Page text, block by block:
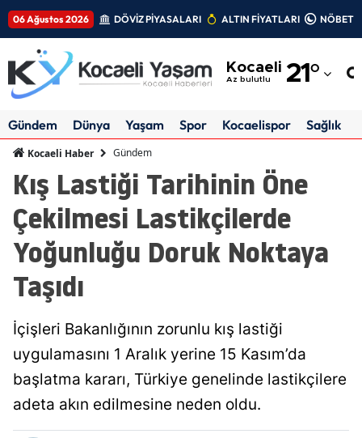
06 Ağustos 2026 DÖVİZ PİYASALARI ALTIN FİYATLARI
Kocaeli
Az bulutlu 21°
Adıyaman
Amasya
Ankara
Antalya
Balıkesir
Bilecik
Bingöl
Gündem Dünya Yaşam Spor Kocaelispor Sağlık
Kocaeli Haber Gündem
Kış Lastiği Tarihinin Öne
Çekilmesi Lastikçilerde
Yoğunluğu Doruk Noktaya
Taşıdı
İçişleri Bakanlığının zorunlu kış lastiği
uygulamasını 1 Aralık yerine 15 Kasım’da
başlatma kararı, Türkiye genelinde lastikçilere
adeta akın edilmesine neden oldu.